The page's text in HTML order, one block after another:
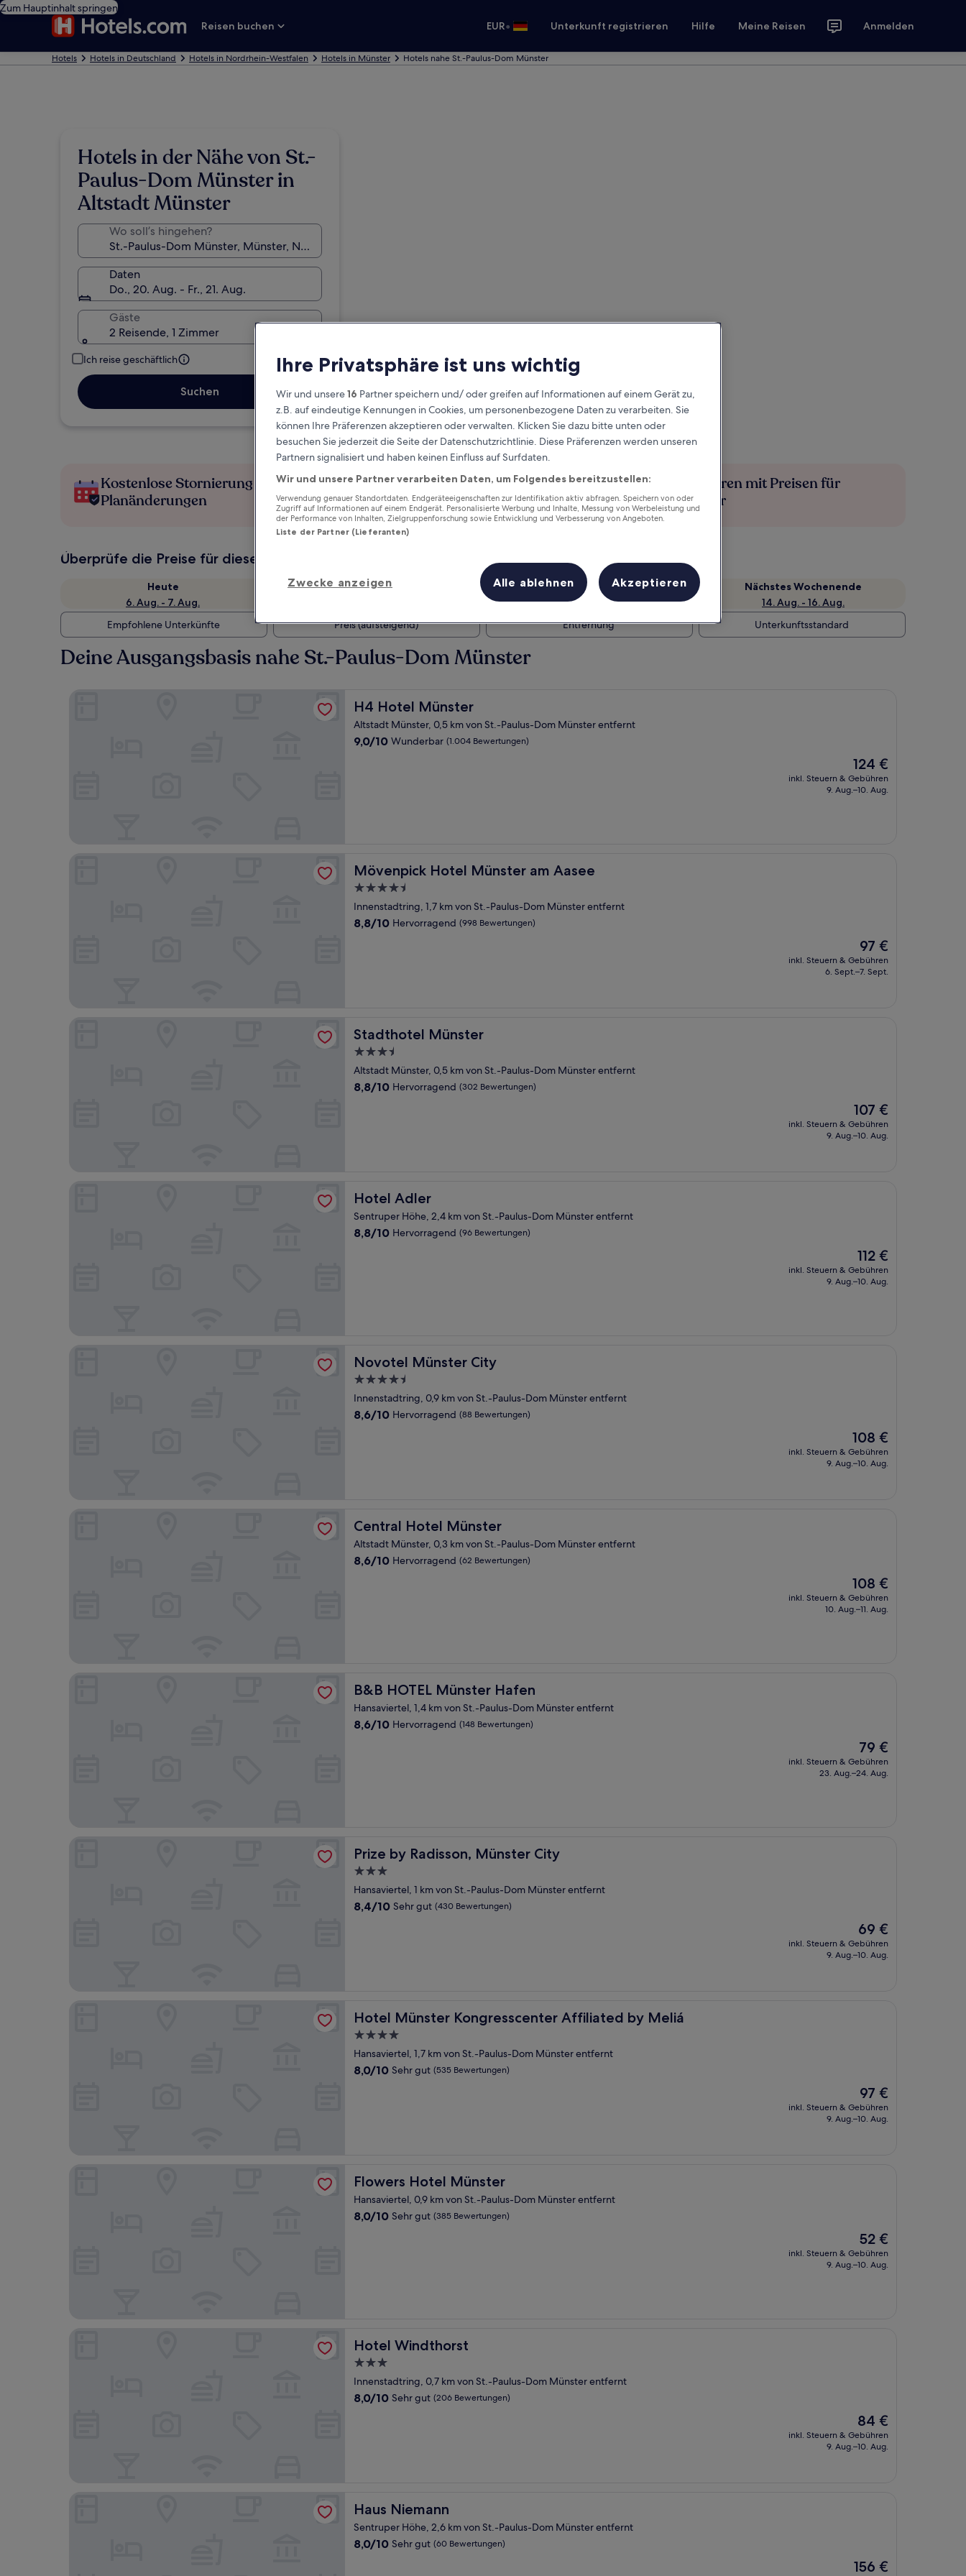
Zum Hauptinhalt springen
Reisen buchen
EUR• Unterkunft registrieren Hilfe Meine Reisen Anmelden
Hotels Hotels in Deutschland Hotels in Nordrhein-Westfalen Hotels in Münster Hotels nahe St.-Paulus-Dom Münster
Hotels in der Nähe von St.-
Paulus-Dom Münster in
Altstadt Münster
Wo soll’s hingehen?
Daten
Do., 20. Aug. - Fr., 21. Aug.
Gäste
2 Reisende, 1 Zimmer
Ich reise geschäftlich
Suchen
Kostenlose Stornierung bei
Planänderungen
Verdiene Prämien für jede
wahrgenommene Übernachtung
Mehr sparen mit Preisen für
Mitglieder
Überprüfe die Preise für diese Daten
Heute
6. Aug. - 7. Aug.
Morgen
Dieses Wochenende
7. Aug. - 9. Aug.
Nächstes Wochenende
14. Aug. - 16. Aug.
Empfohlene Unterkünfte
Preis (aufsteigend) Entfernung Unterkunftsstandard
Deine Ausgangsbasis nahe St.-Paulus-Dom Münster
H4 Hotel Münster
H4 Hotel Münster
Altstadt Münster, 0,5 km von St.-Paulus-Dom Münster entfernt
9.0
9,0/10 Wunderbar (1.004 Bewertungen)
Der
Preis
beträgt
124 €
inkl. Steuern & Gebühren
9. Aug.–10. Aug.
Mövenpick Hotel Münster am Aasee
Mövenpick Hotel Münster am Aasee
4.5-
Sterne-
Unterkunft
Innenstadtring, 1,7 km von St.-Paulus-Dom Münster entfernt
8.8
8,8/10 Hervorragend (998 Bewertungen)
Der
Preis
beträgt
97 €
inkl. Steuern & Gebühren
6. Sept.–7. Sept.
Stadthotel Münster
Stadthotel Münster
3.5-
Sterne-
Unterkunft
Altstadt Münster, 0,5 km von St.-Paulus-Dom Münster entfernt
8.8
8,8/10 Hervorragend (302 Bewertungen)
Der
Preis
beträgt
107 €
inkl. Steuern & Gebühren
9. Aug.–10. Aug.
Hotel Adler
Hotel Adler
Sentruper Höhe, 2,4 km von St.-Paulus-Dom Münster entfernt
8.8
8,8/10 Hervorragend (96 Bewertungen)
Der
Preis
beträgt
112 €
inkl. Steuern & Gebühren
9. Aug.–10. Aug.
Novotel Münster City
Novotel Münster City
4.5-
Sterne-
Unterkunft
Innenstadtring, 0,9 km von St.-Paulus-Dom Münster entfernt
8.6
8,6/10 Hervorragend (88 Bewertungen)
Der
Preis
beträgt
108 €
inkl. Steuern & Gebühren
9. Aug.–10. Aug.
Central Hotel Münster
Central Hotel Münster
Altstadt Münster, 0,3 km von St.-Paulus-Dom Münster entfernt
8.6
8,6/10 Hervorragend (62 Bewertungen)
Der
Preis
beträgt
108 €
inkl. Steuern & Gebühren
10. Aug.–11. Aug.
B&B HOTEL Münster Hafen
B&B HOTEL Münster Hafen
Hansaviertel, 1,4 km von St.-Paulus-Dom Münster entfernt
8.6
8,6/10 Hervorragend (148 Bewertungen)
Der
Preis
beträgt
79 €
inkl. Steuern & Gebühren
23. Aug.–24. Aug.
Prize by Radisson, Münster City
Prize by Radisson, Münster City
3.0-
Sterne-
Unterkunft
Hansaviertel, 1 km von St.-Paulus-Dom Münster entfernt
8.4
8,4/10 Sehr gut (430 Bewertungen)
Der
Preis
beträgt
69 €
inkl. Steuern & Gebühren
9. Aug.–10. Aug.
Hotel Münster Kongresscenter Affiliated by Meliá
Hotel Münster Kongresscenter Affiliated by Meliá
4.0-
Sterne-
Unterkunft
Hansaviertel, 1,7 km von St.-Paulus-Dom Münster entfernt
8.0
8,0/10 Sehr gut (535 Bewertungen)
Der
Preis
beträgt
97 €
inkl. Steuern & Gebühren
9. Aug.–10. Aug.
Hotel Münster Kongresscenter Affiliated by Meliá
Flowers Hotel Münster
Flowers Hotel Münster
Hansaviertel, 0,9 km von St.-Paulus-Dom Münster entfernt
8.0
8,0/10 Sehr gut (385 Bewertungen)
Der
Preis
beträgt
52 €
inkl. Steuern & Gebühren
9. Aug.–10. Aug.
Hotel Windthorst
Hotel Windthorst
3.0-
Sterne-
Unterkunft
Innenstadtring, 0,7 km von St.-Paulus-Dom Münster entfernt
8.0
8,0/10 Sehr gut (206 Bewertungen)
Der
Preis
beträgt
84 €
inkl. Steuern & Gebühren
9. Aug.–10. Aug.
Haus Niemann
Haus Niemann
Sentruper Höhe, 2,6 km von St.-Paulus-Dom Münster entfernt
8.0
8,0/10 Sehr gut (60 Bewertungen)
Der
156 €
Ihre Privatsphäre ist uns wichtig
Wir und unsere16 Partner speichern und/ oder greifen auf Informationen auf einem Gerät zu,
z.B. auf eindeutige Kennungen in Cookies, um personenbezogene Daten zu verarbeiten. Sie
können Ihre Präferenzen akzeptieren oder verwalten. Klicken Sie dazu bitte unten oder
besuchen Sie jederzeit die Seite der Datenschutzrichtlinie. Diese Präferenzen werden unseren
Partnern signalisiert und haben keinen Einfluss auf Surfdaten.
Wir und unsere Partner verarbeiten Daten, um Folgendes bereitzustellen:
Verwendung genauer Standortdaten. Endgeräteeigenschaften zur Identifikation aktiv abfragen. Speichern von oder
Zugriff auf Informationen auf einem Endgerät. Personalisierte Werbung und Inhalte, Messung von Werbeleistung und
der Performance von Inhalten, Zielgruppenforschung sowie Entwicklung und Verbesserung von Angeboten.
Liste der Partner (Lieferanten)
Zwecke anzeigen Alle ablehnen Akzeptieren